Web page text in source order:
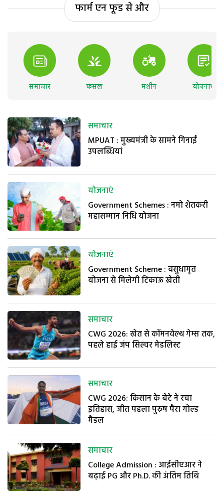
फार्म एन फूड से और
समाचार फसल मशीन योजनाएं
समाचार
MPUAT : मुख्यमंत्री के सामने गिनाईं
उपलब्धियां
योजनाएं
Government Schemes : नमो शेतकरी
महासम्मान निधि योजना
योजनाएं
Government Scheme : वसुधामृत
योजना से मिलेगी टिकाऊ खेती
समाचार
CWG 2026: खेत से कॉमनवेल्थ गेम्स तक,
पहले हाई जंप सिल्वर मेडलिस्ट
समाचार
CWG 2026: किसान के बेटे ने रचा
इतिहास, जीत पहला पुरुष पैरा गोल्ड
मैडल
समाचार
College Admission : आईसीएआर ने
बढ़ाई PG और Ph.D. की अंतिम तिथि